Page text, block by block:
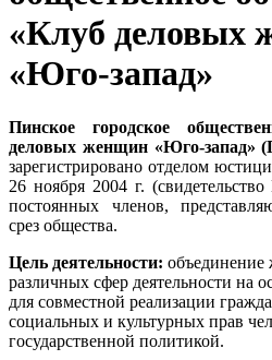
«Клуб деловых
«Юго-запад»
Пинское городское
деловых женщин «Юго-
зарегистрировано отделом
26 ноября 2004 г.
постоянных членов,
срез общества.
Цель деятельности:
различных сфер деятельности на
для совместной реализации
социальных и культурных прав
государственной политикой.